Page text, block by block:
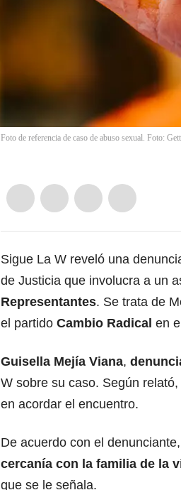
Foto de referencia de caso de abuso sexual. Foto:
Sigue La W reveló una
de Justicia que involucra a un
Representantes. Se trata de
el partido Cambio Radical en
Guisella Mejía Viana,
W sobre su caso. Según
en acordar el encuentro.
De acuerdo con el denunciante,
cercanía con la familia de la
que se le señala.